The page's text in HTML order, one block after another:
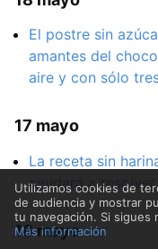
El postre sin
amantes del
aire y con sólo
17 mayo
La receta sin
ayudará a
16 mayo
Utilizamos cookies de
de audiencia y mostrar
tu navegación. Si sigues
Más información